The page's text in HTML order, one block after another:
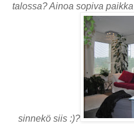
talossa? Ainoa sopiva
sinnekö siis :)?